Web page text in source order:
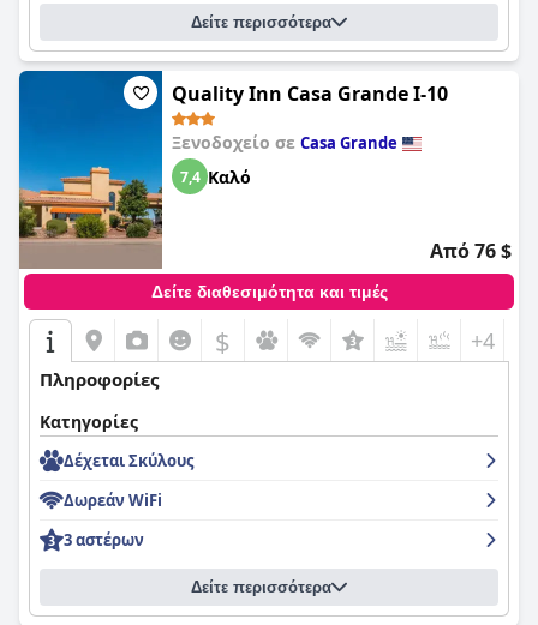
Δείτε περισσότερα
Quality Inn Casa Grande I-10
Ξενοδοχείο σε Casa Grande
7,4 Καλό
Από 76 $
Δείτε διαθεσιμότητα και τιμές
$ +4
Πληροφορίες
Κατηγορίες
Δέχεται Σκύλους
Δωρεάν WiFi
3 αστέρων
Δείτε περισσότερα